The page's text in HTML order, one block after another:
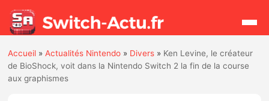
Rechercher
Accueil »Actualités Nintendo » Divers » Ken Levine, le créateur
de BioShock, voit dans la Nintendo Switch 2 la fin de la course
aux graphismes